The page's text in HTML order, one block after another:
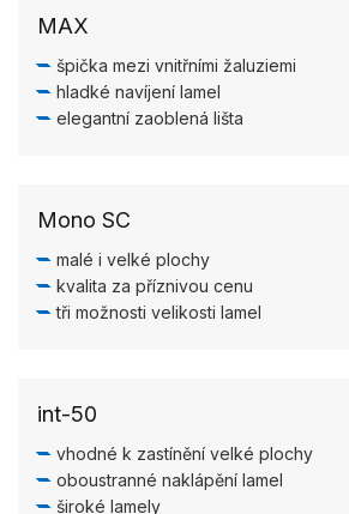
MAX
špička mezi vnitřními žaluziemi
hladké navíjení lamel
elegantní zaoblená lišta
Mono SC
malé i velké plochy
kvalita za příznivou cenu
tři možnosti velikosti lamel
int-50
vhodné k zastínění velké plochy
oboustranné naklápění lamel
široké lamely